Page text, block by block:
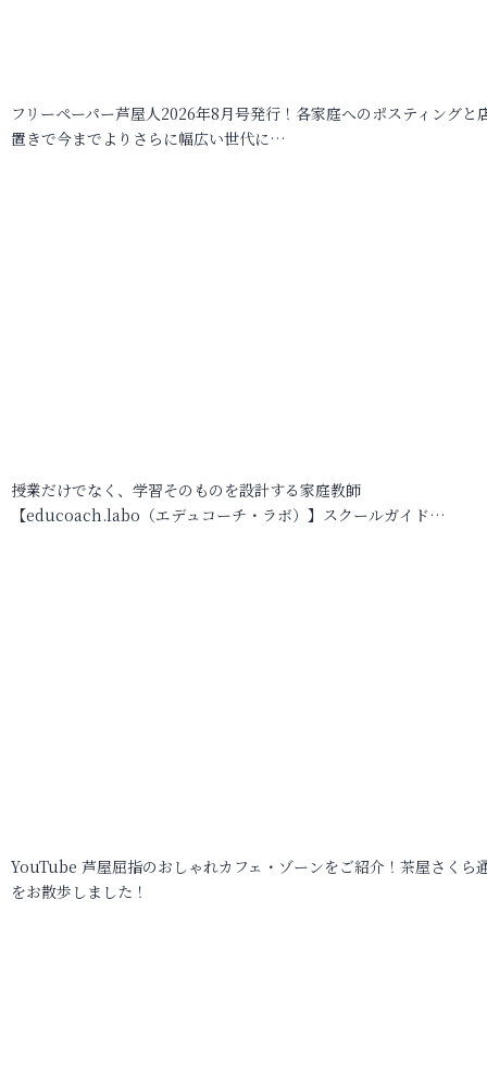
フリーペーパー芦屋人2026年8月号発行！各家庭へのポスティングと
置きで今までよりさらに幅広い世代に…
授業だけでなく、学習そのものを設計する家庭教師
【educoach.labo（エデュコーチ・ラボ）】スクールガイド…
YouTube 芦屋屈指のおしゃれカフェ・ゾーンをご紹介！茶屋さくら
をお散歩しました！